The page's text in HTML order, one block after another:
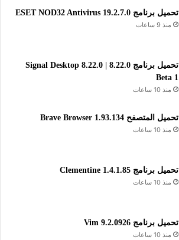
تحميل برنامج ESET NOD32 Antivirus 19.2.7.0
منذ 9 ساعات
تحميل برنامج Signal Desktop 8.22.0 | 8.22.0
Beta 1
منذ 10 ساعات
تحميل المتصفح Brave Browser 1.93.134
منذ 10 ساعات
تحميل برنامج Clementine 1.4.1.85
منذ 10 ساعات
تحميل برنامج Vim 9.2.0926
منذ 10 ساعات